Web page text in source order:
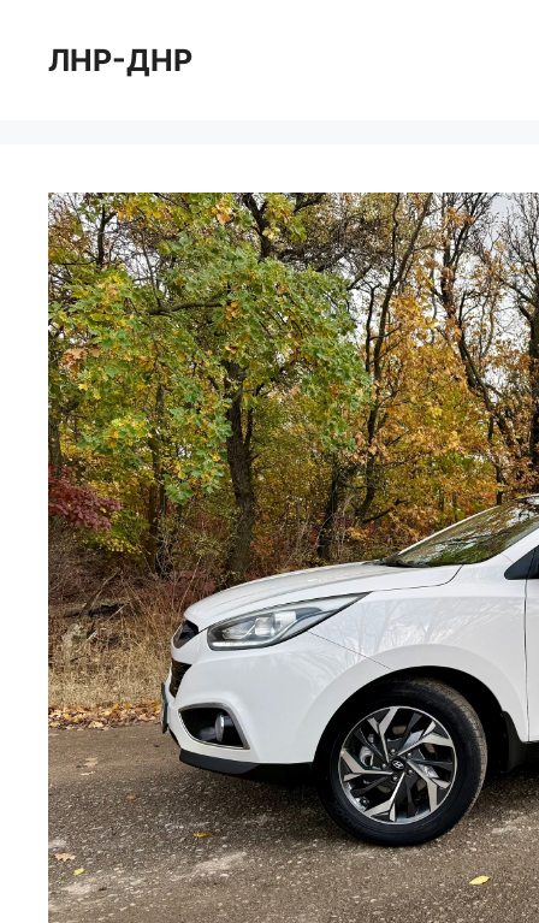
содержимому
ЛНР-ДНР